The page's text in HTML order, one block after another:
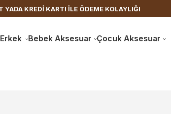
KOLAYLIĞI 1500 TL ÜZERİ
Erkek Bebek Aksesuar Çocuk Aksesuar